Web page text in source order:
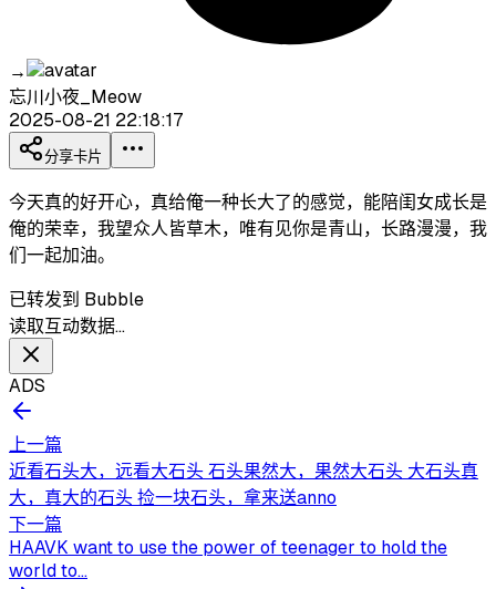
→
忘川小夜_Meow
2025-08-21 22:18:17
分享卡片
今天真的好开心，真给俺一种长大了的感觉，能陪闺女成长是
俺的荣幸，我望众人皆草木，唯有见你是青山，长路漫漫，我
们一起加油。
已转发到 Bubble
读取互动数据…
ADS
上一篇
近看石头大，远看大石头 石头果然大，果然大石头 大石头真
大，真大的石头 捡一块石头，拿来送anno
下一篇
HAAVK want to use the power of teenager to hold the
world to...